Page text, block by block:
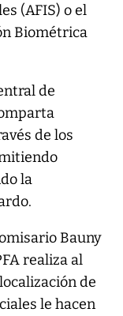
(AFIS) o el
Biométrica
de
de los
la
Bauny
realiza al
de
le hacen